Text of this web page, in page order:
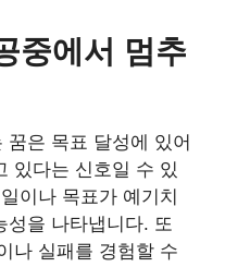
중에서 멈추
은 목표 달성에 있어
있다는 신호일 수 있
이나 목표가 예기치
성을 나타냅니다. 또
나 실패를 경험할 수